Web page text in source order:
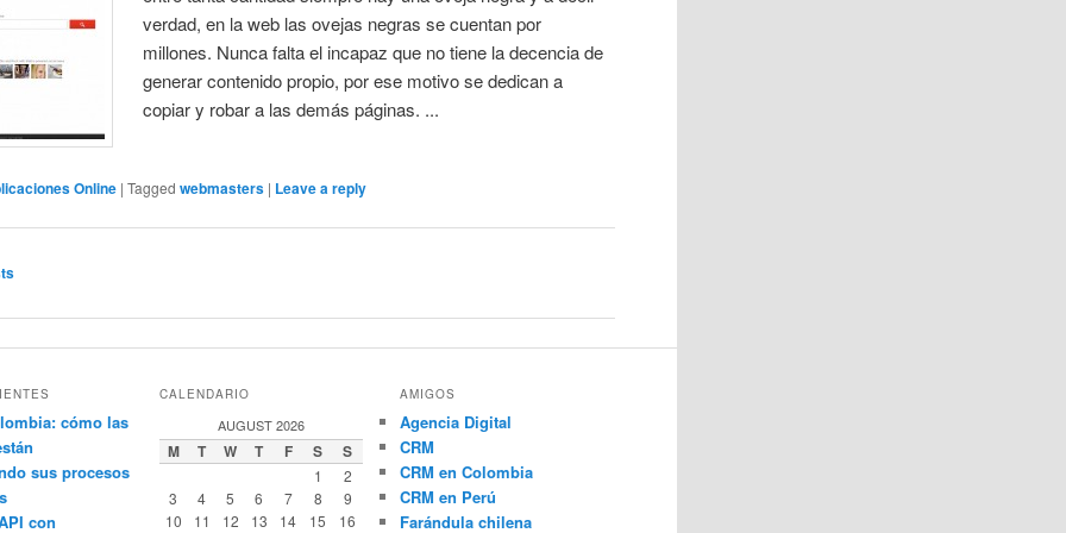
verdad, en la web las ovejas negras se cuentan por
millones. Nunca falta el incapaz que no tiene la decencia de
generar contenido propio, por ese motivo se dedican a
copiar y robar a las demás páginas. ...
Online |Tagged webmasters | Leave a reply
cómo las
sus procesos
con
CALENDARIO
AUGUST 2026
M T W T F S S
1
2
3
4 5 6 7 8
9
10
11 12 13 14 15
16
AMIGOS
Agencia Digital
CRM
CRM en Colombia
CRM en Perú
Farándula chilena